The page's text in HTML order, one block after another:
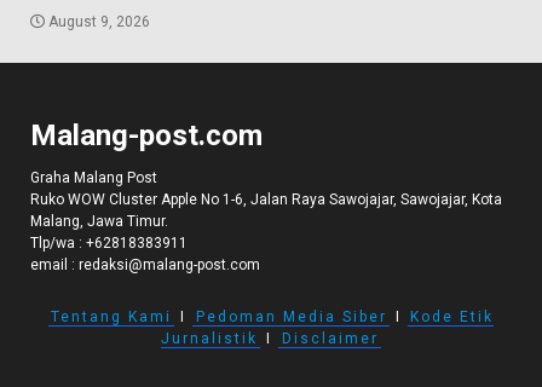
August 9, 2026
Malang-post.com
Graha Malang Post
Ruko WOW Cluster Apple No 1-6, Jalan Raya Sawojajar, Sawojajar, Kota
Malang, Jawa Timur.
Tlp/wa : +62818383911
email : redaksi@malang-post.com
Tentang Kami Pedoman Media Siber
Kode Etik
Jurnalistik
Disclaimer